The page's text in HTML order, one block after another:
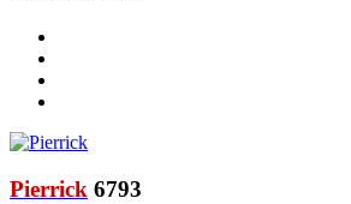
Pierrick 6793